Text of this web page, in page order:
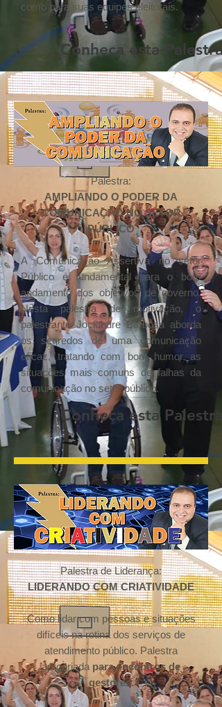
como para suas equipes eleitorais.
Conheça esta Palestra
Palestra:
AMPLIANDO O PODER DA
COMUNICAÇÃO NO SETOR
PÚBLICO
A Comunicação Assertiva no setor
Público é fundamental para o bom
andamento dos objetivos de governo.
Nesta palestra de motivação, o
palestrante Jociandre Barbosa aborda
os segredos de uma comunicação
eficaz, tratando com bom humor as
situações mais comuns de falhas da
comunicação no setor público.
Conheça esta Palestra
Palestra de Liderança:
LIDERANDO COM CRIATIVIDADE
Como lidar com pessoas e situações
difíceis na rotina dos serviços de
atendimento público. Palestra
apropriada para encontros de
gestores.